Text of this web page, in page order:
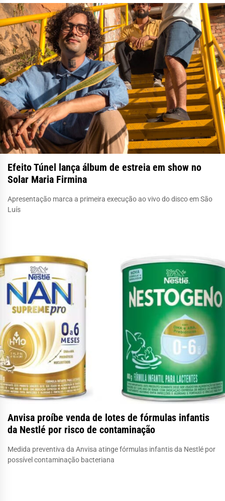
Efeito Túnel lança álbum de estreia em show no
Solar Maria Firmina
Apresentação marca a primeira execução ao vivo do disco em São
Luís
Anvisa proíbe venda de lotes de fórmulas infantis
da Nestlé por risco de contaminação
Medida preventiva da Anvisa atinge fórmulas infantis da Nestlé por
possível contaminação bacteriana